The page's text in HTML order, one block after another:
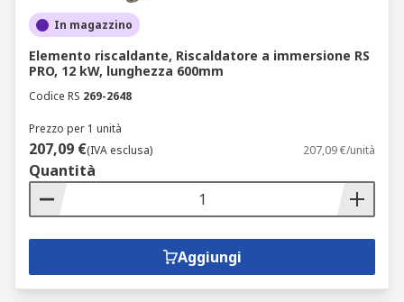
In magazzino
Elemento riscaldante, Riscaldatore a immersione RS
PRO, 12 kW, lunghezza 600mm
Codice RS 269-2648
Prezzo per 1 unità
207,09 €(IVA esclusa) 207,09 €/unità
Quantità
Aggiungi